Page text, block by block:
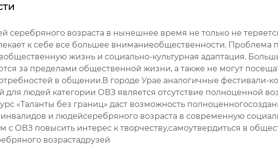
возраста в нынешнее время не только не
к себе все большее вниманиеобщественности. Проблема
жизнь и социально-культурная адаптация.
за пределами общественной жизни, а также не могут
в общении.В городе Урае аналогичные фестивали-
людей категории ОВЗ является отсутствие полноценной
«Таланты без границ» даст возможность
и людейсеребряного возраста в современную
ОВЗ повысить интерес к творчеству,самоутвердиться в
возрастадрузей